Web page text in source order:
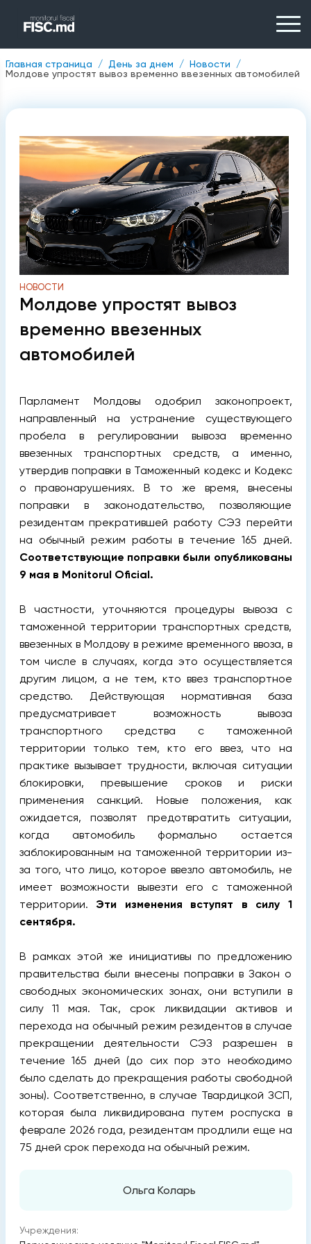
Главная страница День за днем
Новости
Молдове упростят вывоз временно ввезенных автомобилей
НОВОСТИ
Молдове упростят вывоз
временно ввезенных
автомобилей
Парламент Молдовы одобрил законопроект,
направленный на устранение существующего
пробела в регулировании вывоза временно
ввезенных транспортных средств, а именно,
утвердив поправки в Таможенный кодекс и Кодекс
о правонарушениях. В то же время, внесены
поправки в законодательство, позволяющие
резидентам прекратившей работу СЭЗ перейти
на обычный режим работы в течение 165 дней.
Соответствующие поправки были опубликованы
9 мая в Monitorul Oficial.
В частности, уточняются процедуры вывоза с
таможенной территории транспортных средств,
ввезенных в Молдову в режиме временного ввоза, в
том числе в случаях, когда это осуществляется
другим лицом, а не тем, кто ввез транспортное
средство. Действующая нормативная база
предусматривает возможность вывоза
транспортного средства с таможенной
территории только тем, кто его ввез, что на
практике вызывает трудности, включая ситуации
блокировки, превышение сроков и риски
применения санкций. Новые положения, как
ожидается, позволят предотвратить ситуации,
когда автомобиль формально остается
заблокированным на таможенной территории из-
за того, что лицо, которое ввезло автомобиль, не
имеет возможности вывезти его с таможенной
территории. Эти изменения вступят в силу 1
сентября.
В рамках этой же инициативы по предложению
правительства были внесены поправки в Закон о
свободных экономических зонах, они вступили в
силу 11 мая. Так, срок ликвидации активов и
перехода на обычный режим резидентов в случае
прекращении деятельности СЭЗ разрешен в
течение 165 дней (до сих пор это необходимо
было сделать до прекращения работы свободной
зоны). Соответственно, в случае Твардицкой ЗСП,
которая была ликвидирована путем роспуска в
феврале 2026 года, резидентам продлили еще на
75 дней срок перехода на обычный режим.
Ольга Коларь
Учреждения: